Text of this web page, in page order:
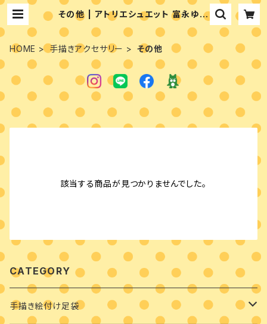
その他 | アトリエシュエット 富永ゆか
りのペイントショップ
HOME 手描きアクセサリー その他
該当する商品が見つかりませんでした。
CATEGORY
手描き絵付け足袋